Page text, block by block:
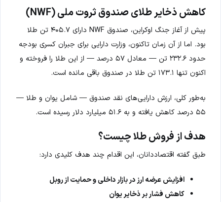
کاهش ذخایر طلای صندوق ثروت ملی (NWF)
پیش از آغاز جنگ اوکراین، صندوق NWF دارای ۴۰۵.۷ تن طلا
بود. اما از آن زمان تاکنون، وزارت دارایی برای جبران کسری بودجه
حدود ۲۳۲.۶ تن — معادل ۵۷ درصد — از این طلا را فروخته و
اکنون تنها ۱۷۳.۱ تن طلا در صندوق باقی مانده است.
به‌طور کلی، ارزش دارایی‌های نقد صندوق — شامل یوان و طلا —
۵۵ درصد کاهش یافته و به ۵۱.۶ میلیارد دلار رسیده است.
هدف از فروش طلا چیست؟
طبق گفته اقتصاددانان، این اقدام چند هدف کلیدی دارد:
افزایش عرضه ارز در بازار داخلی و حمایت از روبل
کاهش فشار بر ذخایر یوان